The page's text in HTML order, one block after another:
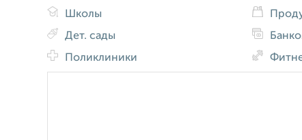
Школы
Дет. сады
Поликлиники